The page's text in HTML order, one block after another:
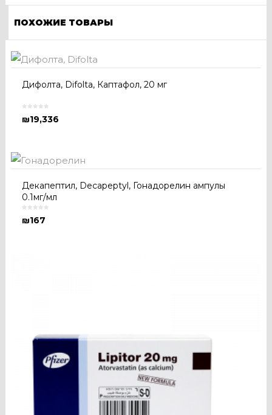
ПОХОЖИЕ ТОВАРЫ
Дифолта, Difolta, Каптафол, 20 мг
₪19,336
Декапептил, Decapeptyl, Гонадорелин ампулы
0.1мг/мл
₪167